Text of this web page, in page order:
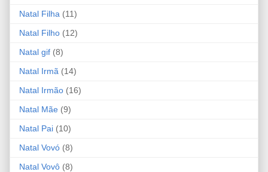
Natal Filha (11)
Natal Filho (12)
Natal gif (8)
Natal Irmã (14)
Natal Irmão (16)
Natal Mãe (9)
Natal Pai (10)
Natal Vovó (8)
Natal Vovô (8)